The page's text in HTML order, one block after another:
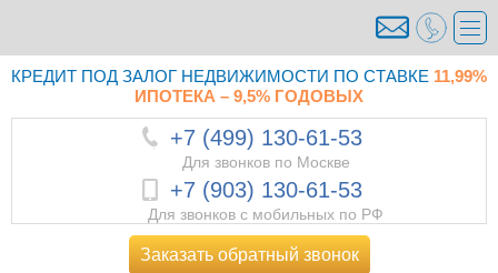
КРЕДИТ ПОД ЗАЛОГ НЕДВИЖИМОСТИ ПО СТАВКЕ 11,99%
ИПОТЕКА – 9,5% ГОДОВЫХ
+7 (499) 130-61-53
Для звонков по Москве
+7 (903) 130-61-53
Для звонков с мобильных по РФ
Заказать обратный звонок